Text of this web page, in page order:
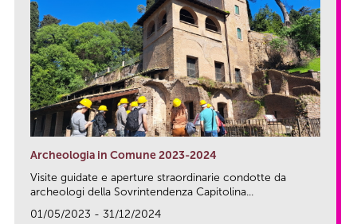
Archeologia in Comune 2023-2024
Visite guidate e aperture straordinarie condotte da
archeologi della Sovrintendenza Capitolina...
01/05/2023 - 31/12/2024